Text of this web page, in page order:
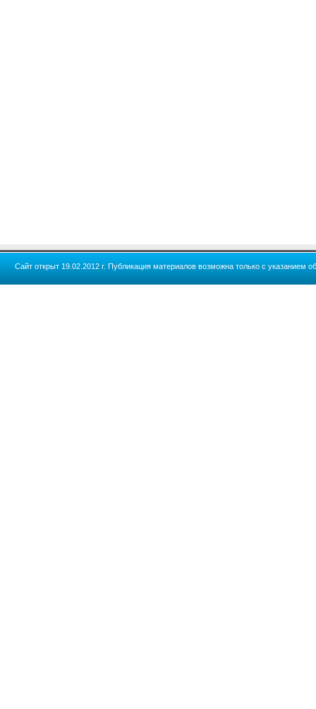
Сайт открыт 19.02.2012 г. Публикация материалов возможна только с